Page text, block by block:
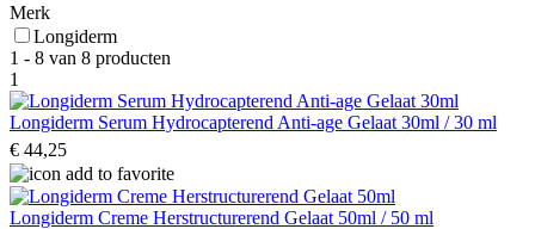
Merk
Longiderm
1 - 8 van 8 producten
1
Longiderm Serum Hydrocapterend Anti-age Gelaat 30ml / 30 ml
€ 44,25
Longiderm Creme Herstructurerend Gelaat 50ml / 50 ml